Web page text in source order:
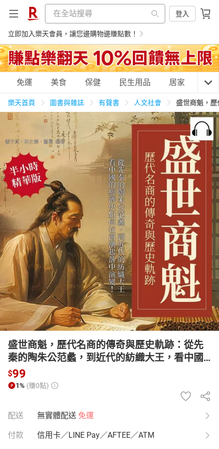
登入
立即加入樂天會員，讓您邊購物邊賺點數！
購物網分類
天天免運 美食蛋糕 養生保健 民生用品
居家生活 3C家電 運動休閒 親子玩具
女裝 男裝 化妝保養 情趣用品
日本購物 電子/紙本書
HOT
免運 美食 保健 民生用品 居家 3C
樂天首頁 圖書與雜誌 有聲書 人文社會 盛世商魁，
盛世商魁，歷代名商的傳奇與歷史軌跡：從先
秦的陶朱公范蠡，到近代的紡織大王，看中國
的經濟史如何在商潮起落中演變！【有聲書】
$99
1% (賺0點)
配送 無實體配送 免運
付款 信用卡／LINE Pay／AFTEE／ATM